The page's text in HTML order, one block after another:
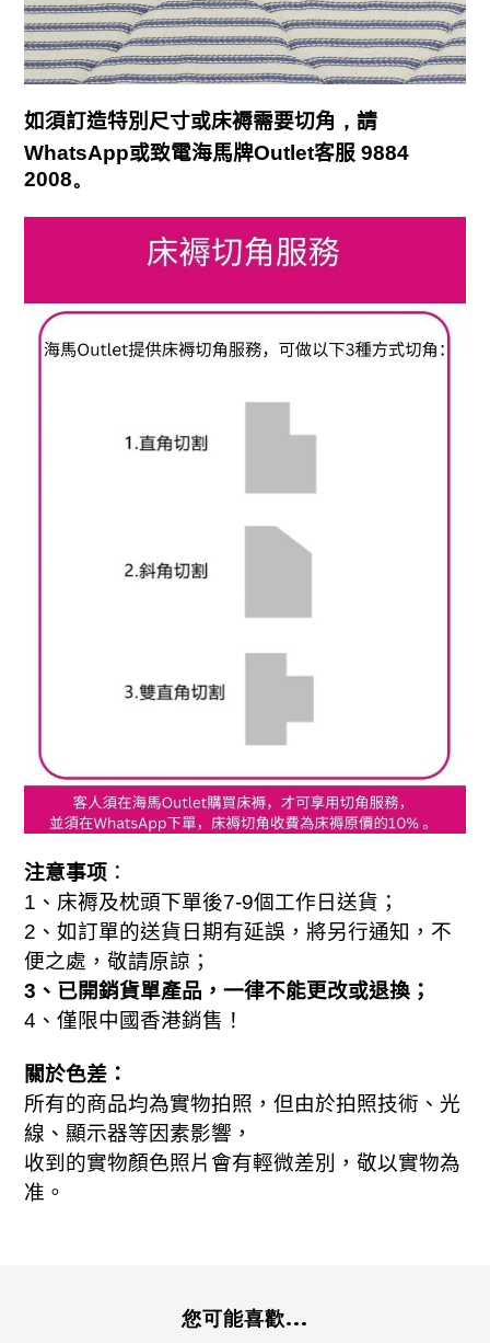
如須訂造特別尺寸或床褥需要切角 ， 請
WhatsApp或致電海馬牌Outlet客服 9884
2008。
注意事项 ：
1 、床褥及枕頭下單後7-9個工作日送貨；
2 、如訂單的送貨日期有延誤，將另行通知，不
便之處，敬請原諒；
3 、已開銷貨單產品，一律不能更改或退換；
4 、 僅限中國香港銷售！
關於色差：
所有的商品均為實物拍照，但由於拍照技術、光
線、顯示器等因素影響，
收到的實物顏色照片會有輕微差別，敬以實物為
准。
您可能喜歡...